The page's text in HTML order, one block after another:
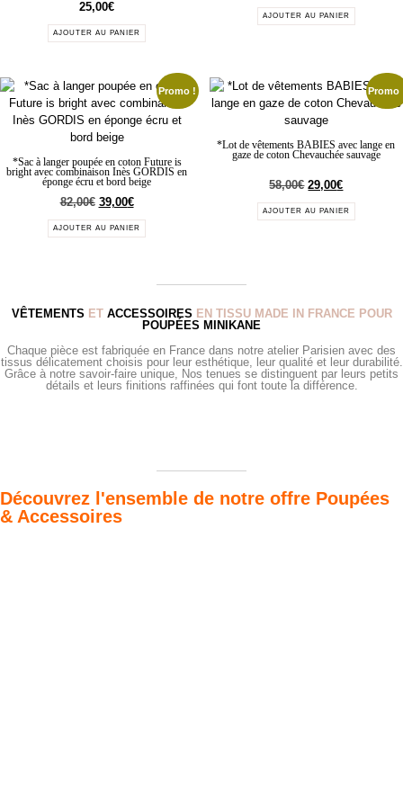
25,00€
AJOUTER AU PANIER
AJOUTER AU PANIER
Promo !
*Sac à langer poupée en coton Future is
bright avec combinaison Inès GORDIS en
éponge écru et bord beige
82,00€ 39,00€
AJOUTER AU PANIER
Promo
*Lot de vêtements BABIES avec lange en
gaze de coton Chevauchée sauvage
58,00€ 29,00€
AJOUTER AU PANIER
VÊTEMENTS ET ACCESSOIRES EN TISSU MADE IN FRANCE POUR
POUPÉES MINIKANE
Chaque pièce est fabriquée en France dans notre atelier Parisien avec des
tissus délicatement choisis pour leur esthétique, leur qualité et leur durabilité.
Grâce à notre savoir-faire unique, Nos tenues se distinguent par leurs petits
détails et leurs finitions raffinées qui font toute la différence.
Découvrez l'ensemble de notre offre Poupées
& Accessoires